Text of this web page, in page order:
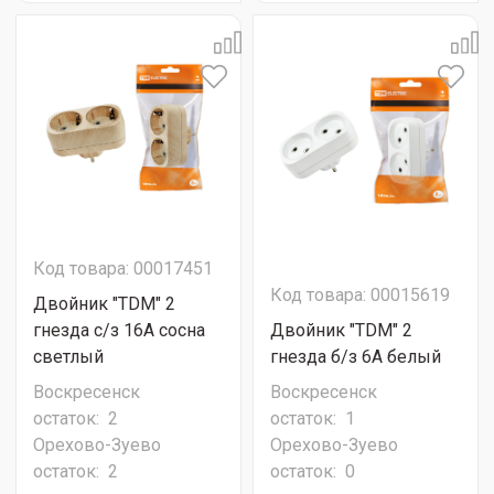
Код товара: 00017451
Двойник "TDM" 2
гнезда c/з 16А сосна
светлый
Воскресенск
остаток: 2
Орехово-Зуево
остаток: 2
Код товара: 00015619
Двойник "TDM" 2
гнезда б/з 6А белый
Воскресенск
остаток: 1
Орехово-Зуево
остаток: 0